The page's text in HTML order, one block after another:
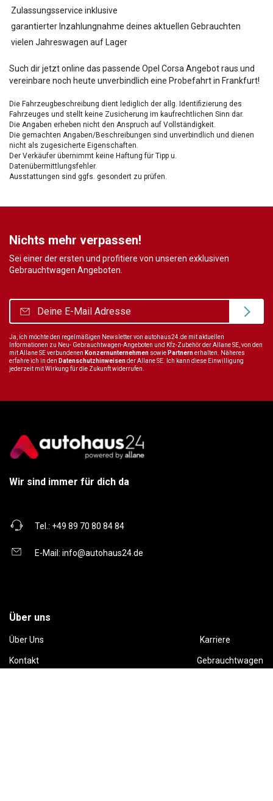
Zulassungsservice inklusive
garantierter Inzahlungnahme deines aktuellen Gebrauchten
vielen Jahreswagen auf Lager
Such dir jetzt online das passende Opel Corsa Angebot raus und
vereinbare noch heute unverbindlich eine Probefahrt in Frankfurt!
Die Fahrzeugbeschreibung dient lediglich der allg. Identifizierung des
Fahrzeuges und stellt keine Zusicherung im kaufrechtlichen Sinn dar.
Die Angaben erheben nicht den Anspruch auf Vollständigkeit.
Die gemachten Angaben/Beschreibungen sind unverbindlich und dienen
nicht als zugesicherte Eigenschaften.
Der Verkäufer übernimmt keine Haftung für Tipp u.
Datenübermittlungsfehler.
Ausstattungen sind ggfs. gesondert zu prüfen.
Nichts mehr verpassen!
Sei einer der ersten und profitiere von unseren exklusiven
Gebrauchtwagen Angeboten.
Ja, ich möchte den regelmäßigen Newsletter von autohaus24.de mit aktuellen
Informationen zu Neu- Gebrauchtwagen-Angeboten und Kfz-Zubehör der Allane SE, von den
mit Allane SE verbundenen Konzernunternehmen sowie Partnernerhalten. Näheres
erfahre ich in den Datenschutzhinweisender Allane SE. Ich kann diese Einwilligung
jederzeit mit Wirkung für die Zukunft widerrufen.
Wir sind immer für dich da
Tel.: +49 89 70 80 84 84
E-Mail: info@autohaus24.de
Über uns
Über Uns Karriere
Kontakt Gebrauchtwagen